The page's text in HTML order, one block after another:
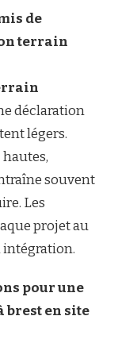
de
terrain
déclaration
légers.
souvent
Les
projet au
intégration.
pour une
en site